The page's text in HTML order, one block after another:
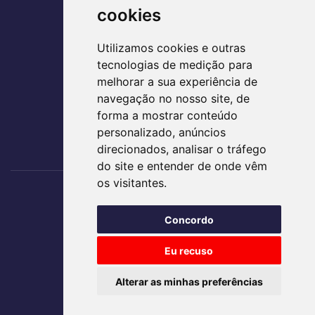
cookies
Utilizamos cookies e outras
tecnologias de medição para
melhorar a sua experiência de
navegação no nosso site, de
forma a mostrar conteúdo
personalizado, anúncios
direcionados, analisar o tráfego
do site e entender de onde vêm
os visitantes.
Concordo
Eu recuso
Alterar as minhas preferências
agir@agirsaude.org.br
ACESSE AS REDES SOCIAIS
Nos acompanhe